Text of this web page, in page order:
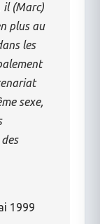
il (Marc)
plus au
les
sexe,
1999